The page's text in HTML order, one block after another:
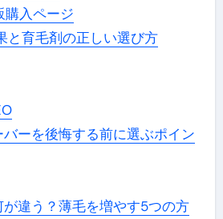
購入ページ
と育毛剤の正しい選び方
ーを後悔する前に選ぶポイン
違う？薄毛を増やす5つの方